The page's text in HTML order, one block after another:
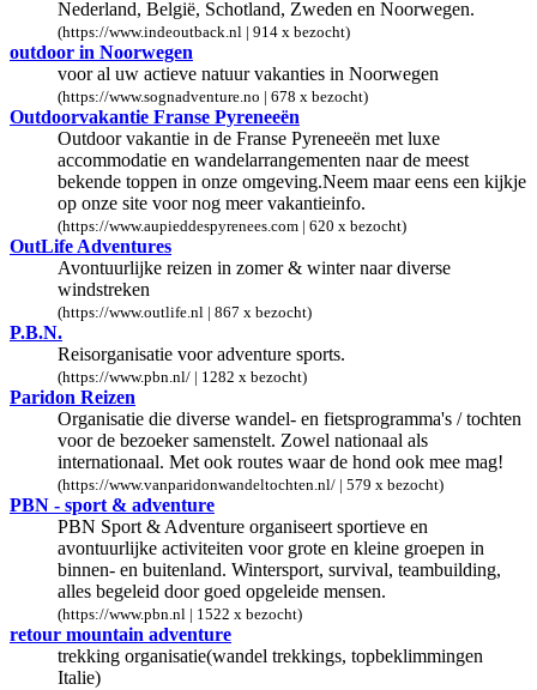
Nederland, België, Schotland, Zweden en Noorwegen.
(https://www.indeoutback.nl | 914 x bezocht)
outdoor in Noorwegen
voor al uw actieve natuur vakanties in Noorwegen
(https://www.sognadventure.no | 678 x bezocht)
Outdoorvakantie Franse Pyreneeën
Outdoor vakantie in de Franse Pyreneeën met luxe
accommodatie en wandelarrangementen naar de meest
bekende toppen in onze omgeving.Neem maar eens een kijkje
op onze site voor nog meer vakantieinfo.
(https://www.aupieddespyrenees.com | 620 x bezocht)
OutLife Adventures
Avontuurlijke reizen in zomer & winter naar diverse
windstreken
(https://www.outlife.nl | 867 x bezocht)
P.B.N.
Reisorganisatie voor adventure sports.
(https://www.pbn.nl/ | 1282 x bezocht)
Paridon Reizen
Organisatie die diverse wandel- en fietsprogramma's / tochten
voor de bezoeker samenstelt. Zowel nationaal als
internationaal. Met ook routes waar de hond ook mee mag!
(https://www.vanparidonwandeltochten.nl/ | 579 x bezocht)
PBN - sport & adventure
PBN Sport & Adventure organiseert sportieve en
avontuurlijke activiteiten voor grote en kleine groepen in
binnen- en buitenland. Wintersport, survival, teambuilding,
alles begeleid door goed opgeleide mensen.
(https://www.pbn.nl | 1522 x bezocht)
retour mountain adventure
trekking organisatie(wandel trekkings, topbeklimmingen
Italie)